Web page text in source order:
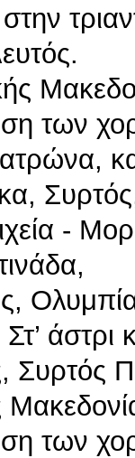
των
-
Συρτός
των